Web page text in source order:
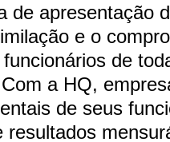
de apresentação
e o
de
a HQ,
de seus
resultados